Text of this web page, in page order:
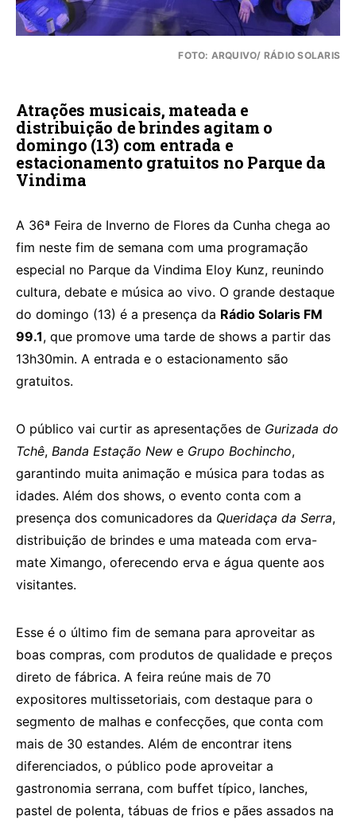
FOTO: ARQUIVO/ RÁDIO SOLARIS
Atrações musicais, mateada e
distribuição de brindes agitam o
domingo (13) com entrada e
estacionamento gratuitos no Parque da
Vindima
A 36ª Feira de Inverno de Flores da Cunha chega ao
fim neste fim de semana com uma programação
especial no Parque da Vindima Eloy Kunz, reunindo
cultura, debate e música ao vivo. O grande destaque
do domingo (13) é a presença da Rádio Solaris FM
99.1, que promove uma tarde de shows a partir das
13h30min. A entrada e o estacionamento são
gratuitos.
O público vai curtir as apresentações de Gurizada do
Tchê, Banda Estação New e Grupo Bochincho,
garantindo muita animação e música para todas as
idades. Além dos shows, o evento conta com a
presença dos comunicadores da Queridaça da Serra,
distribuição de brindes e uma mateada com erva-
mate Ximango, oferecendo erva e água quente aos
visitantes.
Esse é o último fim de semana para aproveitar as
boas compras, com produtos de qualidade e preços
direto de fábrica. A feira reúne mais de 70
expositores multissetoriais, com destaque para o
segmento de malhas e confecções, que conta com
mais de 30 estandes. Além de encontrar itens
diferenciados, o público pode aproveitar a
gastronomia serrana, com buffet típico, lanches,
pastel de polenta, tábuas de frios e pães assados na